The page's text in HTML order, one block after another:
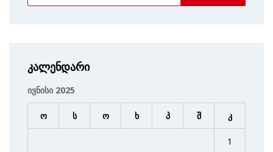
კალენდარი
ივნისი 2025
ო ს ო ხ პ შ კ
1